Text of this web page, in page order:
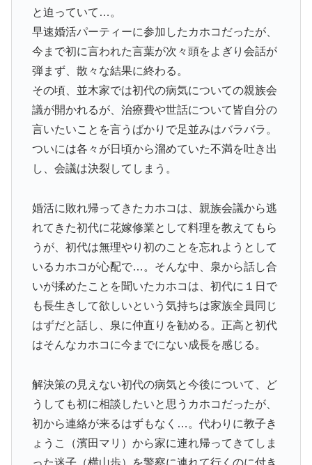
と迫っていて…。
早速婚活パーティーに参加したカホコだったが、
今まで初に言われた言葉が次々頭をよぎり会話が
弾まず、散々な結果に終わる。
その頃、並木家では初代の病気についての親族会
議が開かれるが、治療費や世話について皆自分の
言いたいことを言うばかりで足並みはバラバラ。
ついには各々が日頃から溜めていた不満を吐き出
し、会議は決裂してしまう。
婚活に敗れ帰ってきたカホコは、親族会議から逃
れてきた初代に花嫁修業として料理を教えてもら
うが、初代は無理やり初のことを忘れようとして
いるカホコが心配で…。そんな中、泉から話し合
いが揉めたことを聞いたカホコは、初代に１日で
も長生きして欲しいという気持ちは家族全員同じ
はずだと話し、泉に仲直りを勧める。正高と初代
はそんなカホコに今までにない成長を感じる。
解決策の見えない初代の病気と今後について、ど
うしても初に相談したいと思うカホコだったが、
初から連絡が来るはずもなく…。代わりに教子き
ょうこ（濱田マリ）から家に連れ帰ってきてしま
った迷子（横山歩）を警察に連れて行くのに付き